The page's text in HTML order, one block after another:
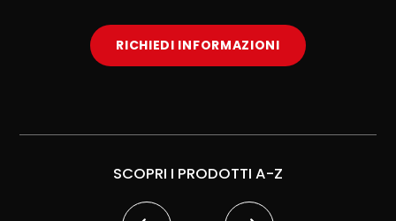
RICHIEDI INFORMAZIONI
SCOPRI I PRODOTTI A-Z